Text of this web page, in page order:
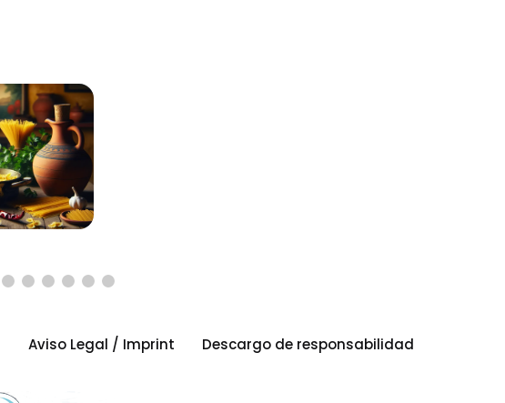
Aviso Legal / Imprint Descargo de responsabilidad